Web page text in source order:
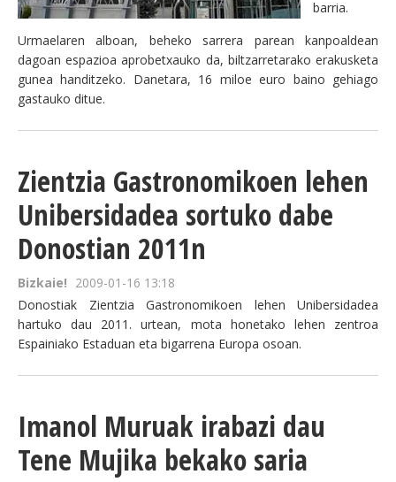
barria.
Urmaelaren alboan, beheko sarrera parean kanpoaldean
dagoan espazioa aprobetxauko da, biltzarretarako erakusketa
gunea handitzeko. Danetara, 16 miloe euro baino gehiago
gastauko ditue.
Zientzia Gastronomikoen lehen
Unibersidadea sortuko dabe
Donostian 2011n
Bizkaie! 2009-01-16 13:18
Donostiak Zientzia Gastronomikoen lehen Unibersidadea
hartuko dau 2011. urtean, mota honetako lehen zentroa
Espainiako Estaduan eta bigarrena Europa osoan.
Imanol Muruak irabazi dau
Tene Mujika bekako saria